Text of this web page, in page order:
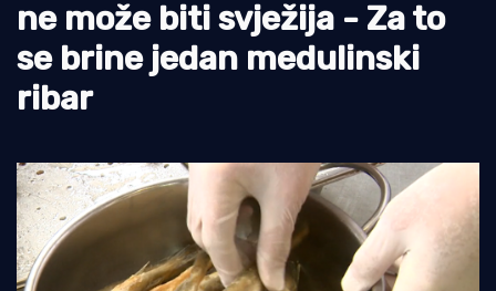
Ribolov
Ekologija
Tradicija i kultura
ne može biti svježija - Za to
se brine jedan medulinski
ribar